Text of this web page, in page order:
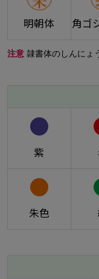
明朝体 角ゴ
注意隷書体のしんにょ
紫
朱色